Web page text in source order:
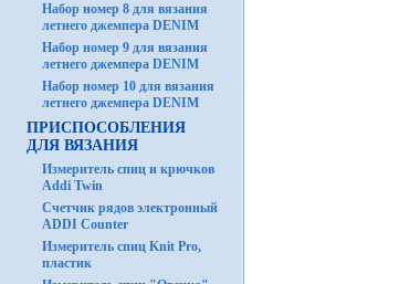
Набор номер 8 для вязания
летнего джемпера DENIM
Набор номер 9 для вязания
летнего джемпера DENIM
Набор номер 10 для вязания
летнего джемпера DENIM
ПРИСПОСОБЛЕНИЯ
ДЛЯ ВЯЗАНИЯ
Измеритель спиц и крючков
Addi Twin
Счетчик рядов электронный
ADDI Counter
Измеритель спиц Knit Pro,
пластик